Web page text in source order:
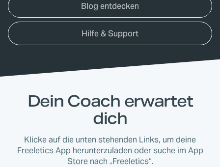
Blog entdecken
Hilfe & Support
Dein Coach erwartet
dich
Klicke auf die unten stehenden Links, um deine
Freeletics App herunterzuladen oder suche im App
Store nach „Freeletics“.